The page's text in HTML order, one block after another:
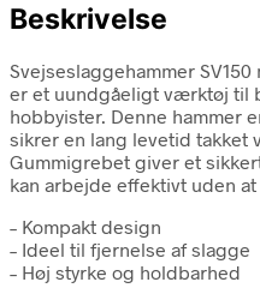
Beskrivelse
Svejseslaggehammer
er et uundgåeligt værktøj til
hobbyister. Denne hammer
sikrer en lang levetid takket
Gummigrebet giver et
kan arbejde effektivt uden
– Kompakt design
– Ideel til fjernelse af slagge
– Høj styrke og holdbarhed